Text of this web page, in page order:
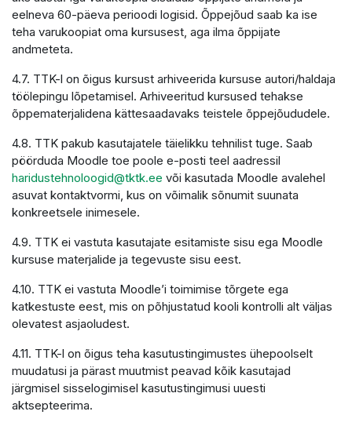
eelneva 60-päeva perioodi logisid. Õppejõud saab ka ise
teha varukoopiat oma kursusest, aga ilma õppijate
andmeteta.
4.7. TTK-l on õigus kursust arhiveerida kursuse autori/haldaja
töölepingu lõpetamisel. Arhiveeritud kursused tehakse
õppematerjalidena kättesaadavaks teistele õppejõududele.
4.8. TTK pakub kasutajatele täielikku tehnilist tuge. Saab
pöörduda Moodle toe poole e-posti teel aadressil
haridustehnoloogid@tktk.ee või kasutada Moodle avalehel
asuvat kontaktvormi, kus on võimalik sõnumit suunata
konkreetsele inimesele.
4.9. TTK ei vastuta kasutajate esitamiste sisu ega Moodle
kursuse materjalide ja tegevuste sisu eest.
4.10. TTK ei vastuta Moodle’i toimimise tõrgete ega
katkestuste eest, mis on põhjustatud kooli kontrolli alt väljas
olevatest asjaoludest.
4.11. TTK-l on õigus teha kasutustingimustes ühepoolselt
muudatusi ja pärast muutmist peavad kõik kasutajad
järgmisel sisselogimisel kasutustingimusi uuesti
aktsepteerima.